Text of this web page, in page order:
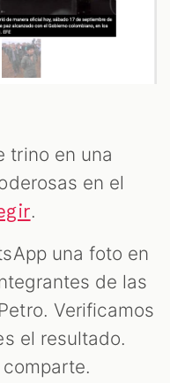
trino en una
en el
.
una foto en
de las
Verificamos
el resultado.